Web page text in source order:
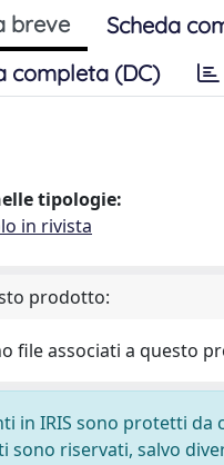
breve
Scheda
completa (DC)
tipologie:
in rivista
prodotto:
file associati a questo
in IRIS sono protetti da
sono riservati, salvo